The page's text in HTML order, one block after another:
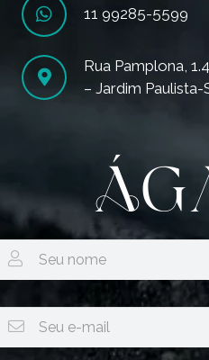
11 99285-5599
Rua Pamplona,
– Jardim Paulista-